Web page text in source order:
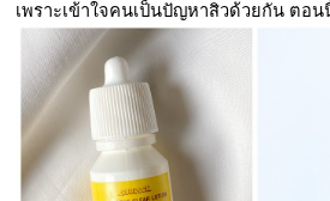
เพราะเข้าใจคนเป็นปัญหาสิวด้วยกัน ตอน